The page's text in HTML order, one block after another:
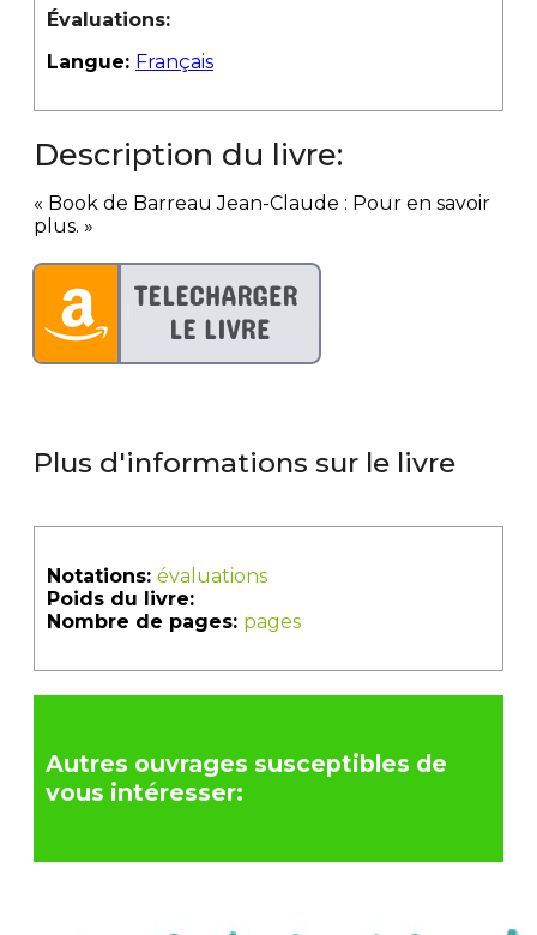
Évaluations:
Langue: Français
Description du livre:
« Book de Barreau Jean-Claude : Pour en savoir
plus. »
Plus d'informations sur le livre
Notations: évaluations
Poids du livre:
Nombre de pages: pages
Autres ouvrages susceptibles de
vous intéresser: